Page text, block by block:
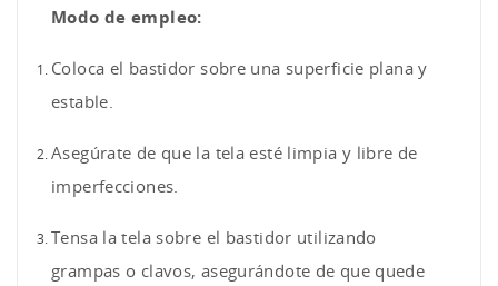
Modo de empleo:
Coloca el bastidor sobre una superficie plana y
estable.
Asegúrate de que la tela esté limpia y libre de
imperfecciones.
Tensa la tela sobre el bastidor utilizando
grampas o clavos, asegurándote de que quede